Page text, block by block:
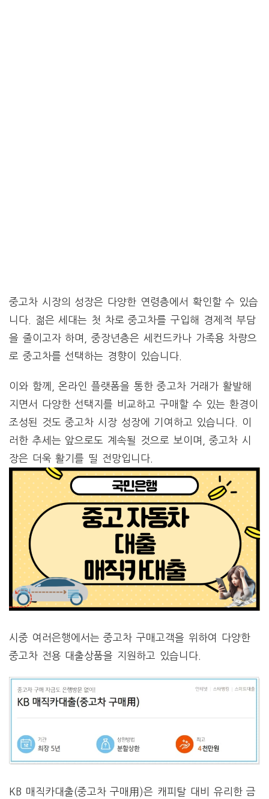
중고차 시장의 성장은 다양한 연령층에서 확인할 수 있습
니다. 젊은 세대는 첫 차로 중고차를 구입해 경제적 부담
을 줄이고자 하며, 중장년층은 세컨드카나 가족용 차량으
로 중고차를 선택하는 경향이 있습니다.
이와 함께, 온라인 플랫폼을 통한 중고차 거래가 활발해
지면서 다양한 선택지를 비교하고 구매할 수 있는 환경이
조성된 것도 중고차 시장 성장에 기여하고 있습니다. 이
러한 추세는 앞으로도 계속될 것으로 보이며, 중고차 시
장은 더욱 활기를 띨 전망입니다.
시중 여러은행에서는 중고차 구매고객을 위하여 다양한
중고차 전용 대출상품을 지원하고 있습니다.
KB 매직카대출(중고차 구매用)은 캐피탈 대비 유리한 금